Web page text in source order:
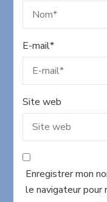
E-mail*
Site web
Enregistrer mon
le navigateur pour